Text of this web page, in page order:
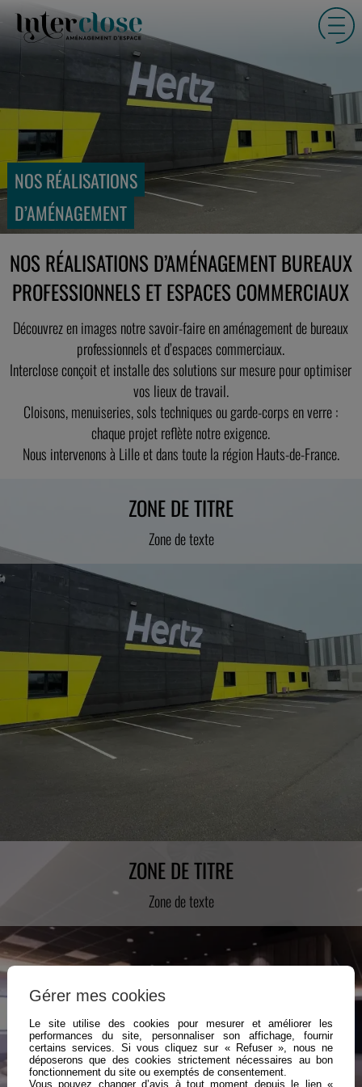
NOS RÉALISATIONS
D’AMÉNAGEMENT
NOS RÉALISATIONS D’AMÉNAGEMENT BUREAUX
PROFESSIONNELS ET ESPACES COMMERCIAUX
Découvrez en images notre savoir-faire en aménagement de bureaux
professionnels et d’espaces commerciaux.
Interclose conçoit et installe des solutions sur mesure pour optimiser
vos lieux de travail.
Cloisons, menuiseries, sols techniques ou garde-corps en verre :
chaque projet reflète notre exigence.
Nous intervenons à Lille et dans toute la région Hauts-de-France.
ZONE DE TITRE
Zone de texte
ZONE DE TITRE
Zone de texte
Gérer mes cookies
Le site utilise des cookies pour mesurer et améliorer les
performances du site, personnaliser son affichage, fournir
certains services. Si vous cliquez sur « Refuser », nous ne
déposerons que des cookies strictement nécessaires au bon
fonctionnement du site ou exemptés de consentement.
Vous pouvez changer d’avis à tout moment depuis le lien «